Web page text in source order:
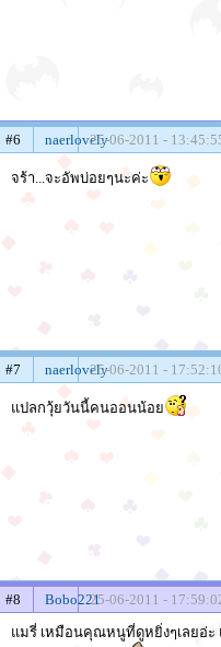
#6 naerlovely25-06-2011 -
จร้า...จะอัพบ่อยๆนะค่ะ
#7 naerlovely25-06-2011 -
แปลกวุ้ยวันนี้คนออนน้อย
#8 Bobo22125-06-2011 -
แมรี่ เหมือนคุณหนูที่ดูหยิ่งๆเลยอ่